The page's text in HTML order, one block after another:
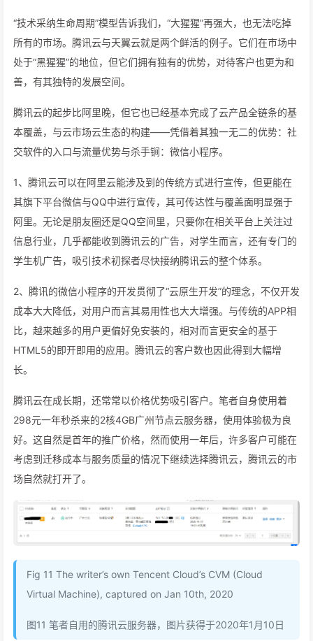
“技术采纳生命周期”模型告诉我们，“大猩猩”再强大，也无法吃掉
所有的市场。腾讯云与天翼云就是两个鲜活的例子。它们在市场中
处于“黑猩猩”的地位，但它们拥有独有的优势，对待客户也更为和
善，有其独特的发展空间。
腾讯云的起步比阿里晚，但它也已经基本完成了云产品全链条的基
本覆盖，与云市场云生态的构建——凭借着其独一无二的优势：社
交软件的入口与流量优势与杀手锏：微信小程序。
1、腾讯云可以在阿里云能涉及到的传统方式进行宣传，但更能在
其旗下平台微信与QQ中进行宣传，其可传达性与覆盖面明显强于
阿里。无论是朋友圈还是QQ空间里，只要你在相关平台上关注过
信息行业，几乎都能收到腾讯云的广告，对学生而言，还有专门的
学生机广告，吸引技术初探者尽快接纳腾讯云的整个体系。
2、腾讯的微信小程序的开发贯彻了“云原生开发”的理念，不仅开发
成本大大降低，对用户而言其易用性也大大增强。与传统的APP相
比，越来越多的用户更偏好免安装的，相对而言更安全的基于
HTML5的即开即用的应用。腾讯云的客户数也因此得到大幅增
长。
腾讯云在成长期，还常常以价格优势吸引客户。笔者自身使用着
298元一年秒杀来的2核4GB广州节点云服务器，使用体验极为良
好。这自然是首年的推广价格，然而使用一年后，许多客户可能在
考虑到迁移成本与服务质量的情况下继续选择腾讯云，腾讯云的市
场自然就打开了。
Fig 11 The writer’s own Tencent Cloud’s CVM (Cloud
Virtual Machine), captured on Jan 10th, 2020
图11 笔者自用的腾讯云服务器，图片获得于2020年1月10日